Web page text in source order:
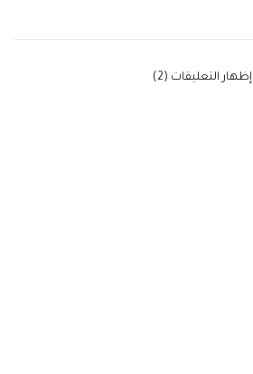
‫إظهار التعليقات (2)